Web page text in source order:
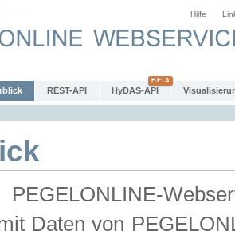
Hilfe
REST-API HyDAS-API
Daten von